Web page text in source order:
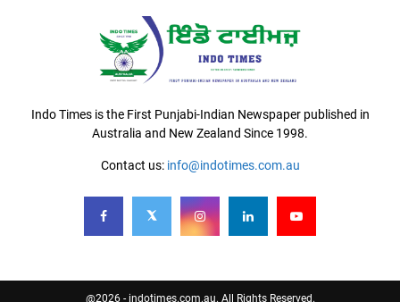
Indo Times is the First Punjabi-Indian Newspaper published in
Australia and New Zealand Since 1998.
Contact us: info@indotimes.com.au
@2026 - indotimes.com.au. All Rights Reserved.